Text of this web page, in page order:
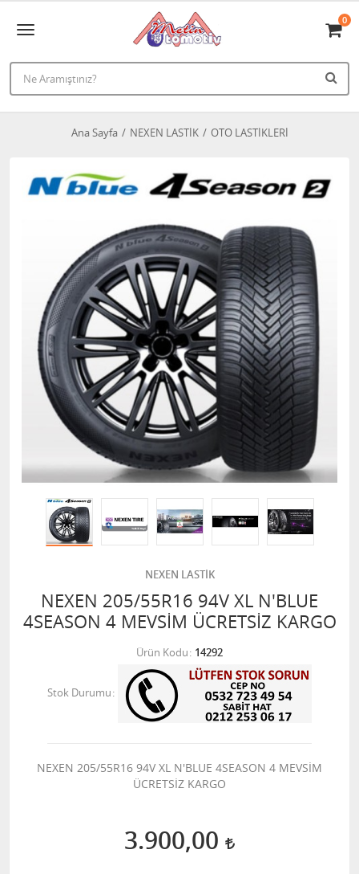
0
Ana Sayfa NEXEN LASTİK OTO LASTİKLERİ
NEXEN LASTİK
NEXEN 205/55R16 94V XL N'BLUE
4SEASON 4 MEVSİM ÜCRETSİZ KARGO
Ürün Kodu 14292
Stok Durumu
NEXEN 205/55R16 94V XL N'BLUE 4SEASON 4 MEVSİM
ÜCRETSİZ KARGO
3.900,00